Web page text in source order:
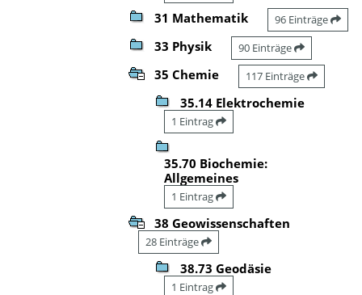
31 Mathematik 96 Einträge
33 Physik 90 Einträge
35 Chemie 117 Einträge
35.14 Elektrochemie
1 Eintrag
35.70 Biochemie:
Allgemeines
1 Eintrag
38 Geowissenschaften
28 Einträge
38.73 Geodäsie
1 Eintrag